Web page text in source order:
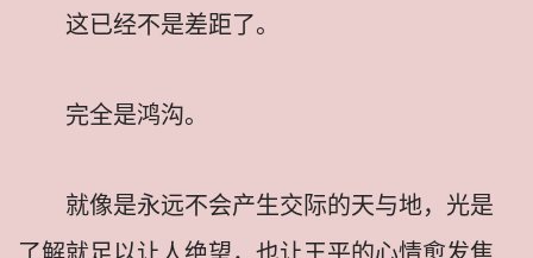
这已经不是差距了。
完全是鸿沟。
就像是永远不会产生交际的天与地，光是